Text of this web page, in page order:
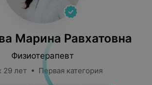
Марина Равхатовна
Физиотерапевт
29 лет • Первая категория